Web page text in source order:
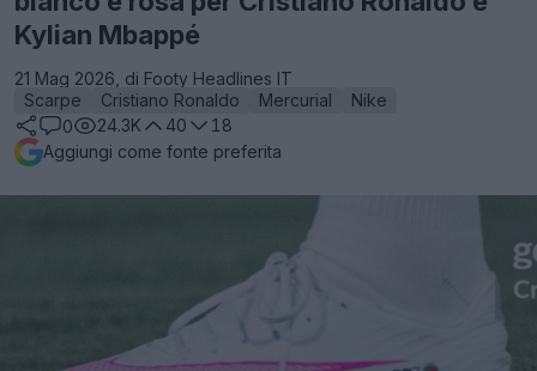
Kylian Mbappé
21 Mag 2026, di Footy Headlines IT
Scarpe
Cristiano Ronaldo Mercurial
Nike
0
24.3K 40
18
Aggiungi come fonte preferita